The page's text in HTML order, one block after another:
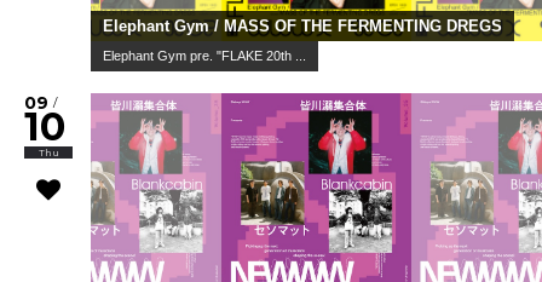
Elephant Gym / MASS OF THE FERMENTING DREGS
Elephant Gym pre. "FLAKE 20th ...
09 /
10
Thu